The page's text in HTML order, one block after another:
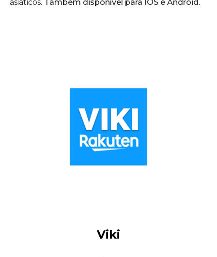
asiáticos. Também disponível para IOS e Android.
Viki